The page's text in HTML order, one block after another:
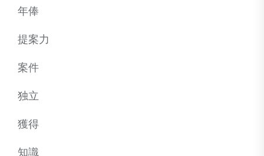
年俸
提案力
案件
独立
獲得
知識